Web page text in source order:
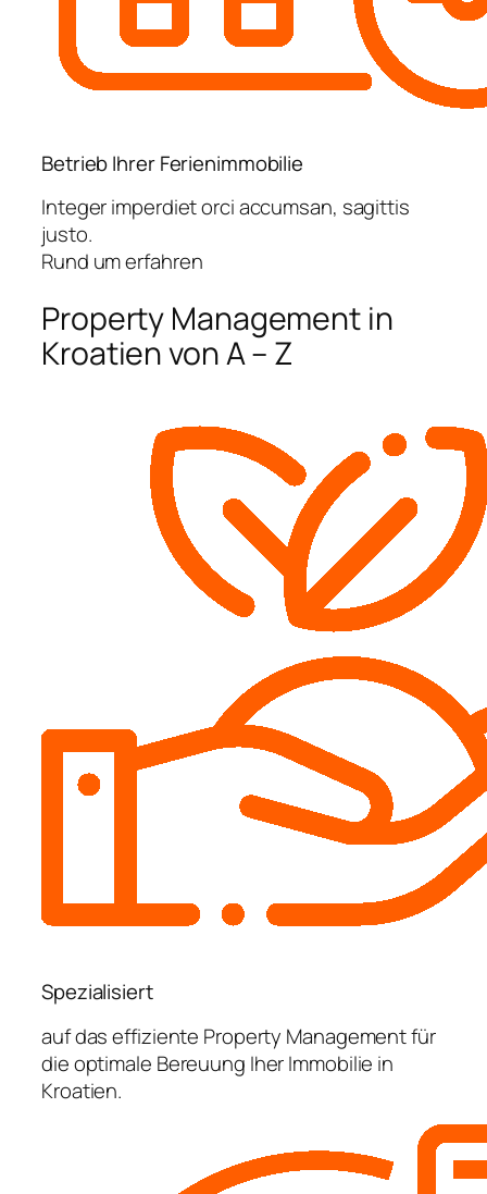
Betrieb Ihrer Ferienimmobilie
Integer imperdiet orci accumsan, sagittis
justo.
Rund um erfahren
Property Management in
Kroatien von A – Z
Spezialisiert
auf das effiziente Property Management für
die optimale Bereuung Iher Immobilie in
Kroatien.